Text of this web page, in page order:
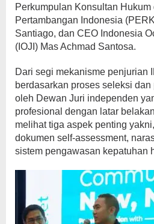
Perkumpulan Konsultan Hukum
Pertambangan Indonesia
Santiago, dan CEO Indonesia
(IOJI) Mas Achmad Santosa.
Dari segi mekanisme penjurian
berdasarkan proses seleksi
oleh Dewan Juri independen
profesional dengan latar
melihat tiga aspek penting
dokumen self-assessment,
sistem pengawasan kepatuhan